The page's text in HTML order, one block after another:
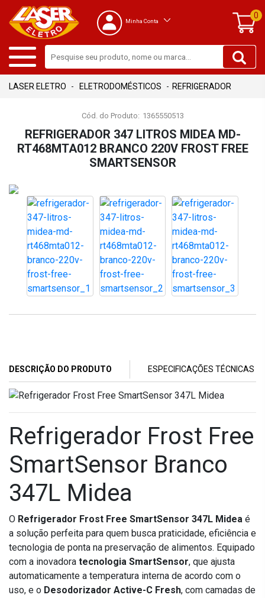
Minha Conta
0
ELETRODOMÉSTICOS REFRIGERADOR
Cód. do Produto: 1365550513
REFRIGERADOR 347 LITROS MIDEA MD-
RT468MTA012 BRANCO 220V FROST FREE
SMARTSENSOR
DESCRIÇÃO DO PRODUTO ESPECIFICAÇÕES TÉCNICAS
Refrigerador Frost Free
SmartSensor Branco
347L Midea
O Refrigerador Frost Free SmartSensor 347L Midea é
a solução perfeita para quem busca praticidade, eficiência e
tecnologia de ponta na preservação de alimentos. Equipado
com a inovadora tecnologia SmartSensor, que ajusta
automaticamente a temperatura interna de acordo com o
uso, e o Desodorizador Active-C Fresh, com camadas de